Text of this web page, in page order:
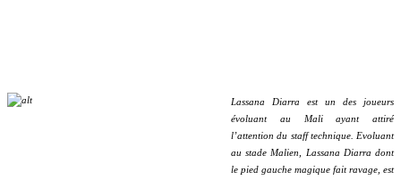
Lassana Diarra est un des joueurs
évoluant au Mali ayant attiré
l’attention du staff technique. Evoluant
au stade Malien, Lassana Diarra dont
le pied gauche magique fait ravage, est